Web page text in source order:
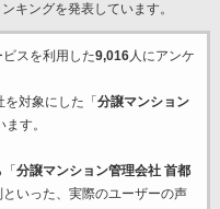
キングを発表しています。
スを利用した9,016人にアンケ
を対象にした「 分譲マンション
す。
分譲マンション管理会社 首都
いった、実際のユーザーの声